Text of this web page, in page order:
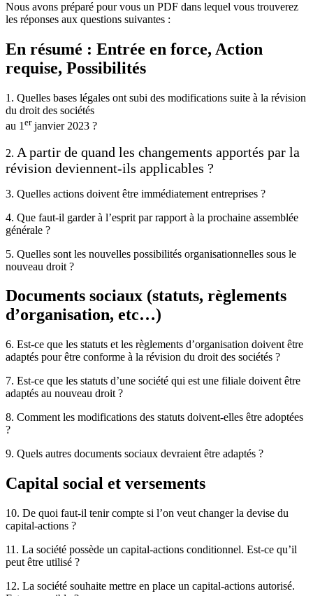
Nous avons préparé pour vous un PDF dans lequel vous trouverez
les réponses aux questions suivantes :
En résumé : Entrée en force, Action
requise, Possibilités
1. Quelles bases légales ont subi des modifications suite à la révision
du droit des sociétés
au 1erjanvier 2023 ?
2. A partir de quand les changements apportés par la
révision deviennent-ils applicables ?
3. Quelles actions doivent être immédiatement entreprises ?
4. Que faut-il garder à l’esprit par rapport à la prochaine assemblée
générale ?
5. Quelles sont les nouvelles possibilités organisationnelles sous le
nouveau droit ?
Documents sociaux (statuts, règlements
d’organisation, etc…)
6. Est-ce que les statuts et les règlements d’organisation doivent être
adaptés pour être conforme à la révision du droit des sociétés ?
7. Est-ce que les statuts d’une société qui est une filiale doivent être
adaptés au nouveau droit ?
8. Comment les modifications des statuts doivent-elles être adoptées
?
9. Quels autres documents sociaux devraient être adaptés ?
Capital social et versements
10. De quoi faut-il tenir compte si l’on veut changer la devise du
capital-actions ?
11. La société possède un capital-actions conditionnel. Est-ce qu’il
peut être utilisé ?
12. La société souhaite mettre en place un capital-actions autorisé.